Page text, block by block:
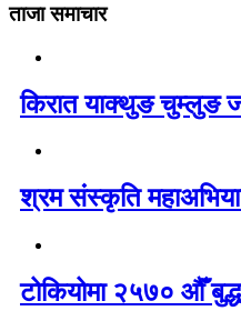
ताजा समाचार
किरात याक्थुङ चुम्लुङ
श्रम संस्कृति
टोकियोमा २५७० औँ